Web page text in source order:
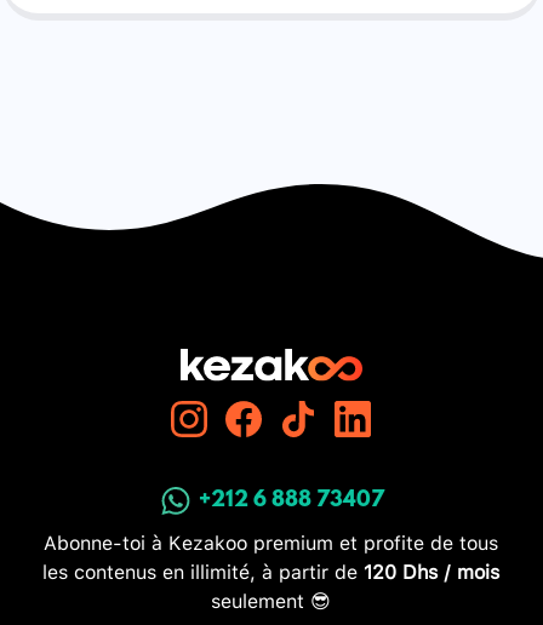
+212 6 888 73407
Abonne-toi à Kezakoo premium et profite de tous
les contenus en illimité, à partir de 120 Dhs / mois
seulement 😎